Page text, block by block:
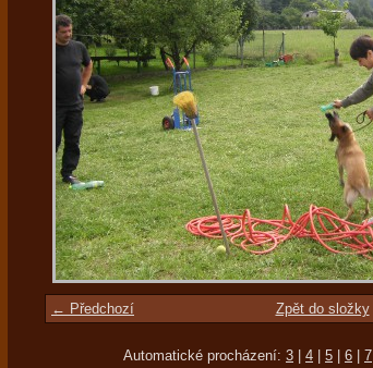
← Předchozí Zpět do složky
Automatické procházení: 3 4 5 6 7